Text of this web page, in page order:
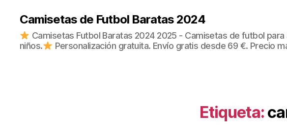
Camisetas de Futbol Baratas 2024
Camisetas Futbol Baratas 2024 2025 - Camisetas de futbol
niños.
Personalización gratuita. Envío gratis desde 69 €. Precio
Etiqueta: